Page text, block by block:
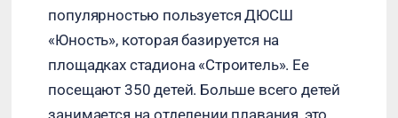
популярностью пользуется ДЮСШ
«Юность», которая базируется на
площадках стадиона «Строитель». Ее
посещают 350 детей. Больше всего детей